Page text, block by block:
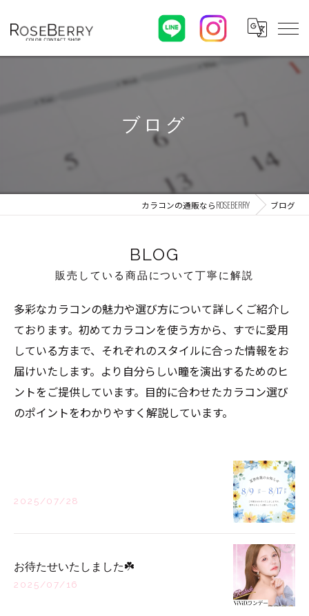
ブログ
カラコンの通販ならROSEBERRY ブログ
BLOG
販売している商品について丁寧に解説
多彩なカラコンの魅力や選び方について詳しくご紹介し
ております。初めてカラコンを使う方から、すでに愛用
している方まで、それぞれのスタイルに合った情報をお
届けいたします。より自分らしい瞳を演出するためのヒ
ントをご提供しています。目的に合わせたカラコン選び
のポイントをわかりやすく解説しています。
2025/07/28
お待たせいたしました☘️
2025/07/16